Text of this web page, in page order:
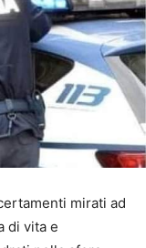
mirati ad
di vita e